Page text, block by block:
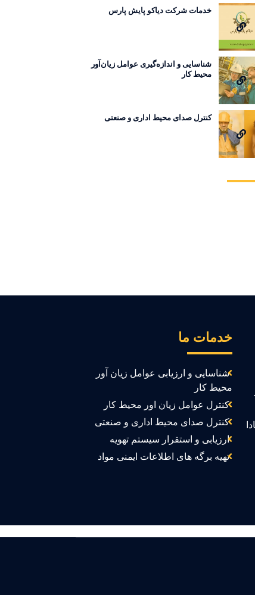
خدمات شرکت دیاکو پایش پارس
شناسایی و اندازه‌گیری عوامل زیان‌آور
محیط کار
کنترل صدای محیط اداری و صنعتی
خدمات ما
شناسایی و ارزیابی عوامل زیان آور
محیط کار
کنترل عوامل زیان اور محیط کار
کنترل صدای محیط اداری و صنعتی
ارزیابی و استقرار سیستم تهویه
تهیه برگه های اطلاعات ایمنی مواد